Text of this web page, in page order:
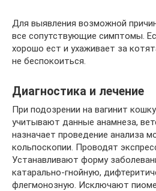
Для выявления возможной
все сопутствующие симптомы.
хорошо ест и ухаживает за
не беспокоиться.
Диагностика и лечение
При подозрении на вагинит
учитывают данные анамнеза,
назначает проведение анализа
кольпоскопии. Проводят
Устанавливают форму
катарально-гнойную,
флегмонозную. Исключают